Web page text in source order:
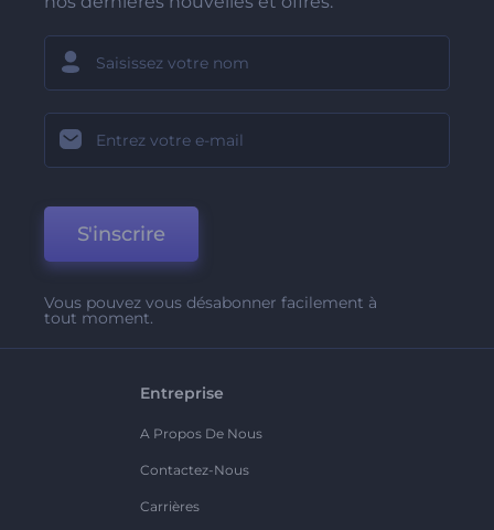
S'inscrire
Vous pouvez vous désabonner facilement à
tout moment.
Entreprise
A Propos De Nous
Contactez-Nous
Carrières